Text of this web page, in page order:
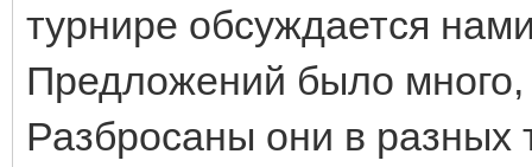
турнире обсуждается
Предложений было много,
Разбросаны они в разных